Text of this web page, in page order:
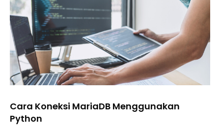
Cara Koneksi MariaDB Menggunakan
Python